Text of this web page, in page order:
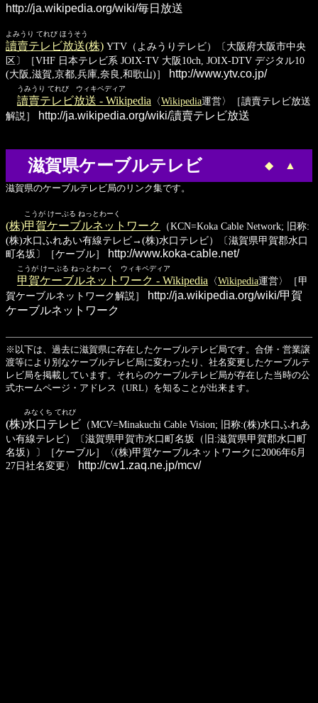
http://ja.wikipedia.org/wiki/毎日放送
よみうり てれび ほうそう
讀賣テレビ放送(株) YTV（よみうりテレビ）〔大阪府大阪市中央
区〕［VHF 日本テレビ系 JOIX-TV 大阪10ch, JOIX-DTV デジタル10
(大阪,滋賀,京都,兵庫,奈良,和歌山)］
http://www.ytv.co.jp/
うみうり てれび ウィキペディア
讀賣テレビ放送 - Wikipedia 〈Wikipedia運営〉［讀賣テレビ放送
解説］
http://ja.wikipedia.org/wiki/讀賣テレビ放送
滋賀県ケーブルテレビ ◆ ▲
滋賀県のケーブルテレビ局のリンク集です。
こうが けーぶる ねっとわーく
(株)甲賀ケーブルネットワーク
（KCN=Koka Cable Network; 旧称:
(株)水口ふれあい有線テレビ→(株)水口テレビ）〔滋賀県甲賀郡水口
町名坂〕［ケーブル］
http://www.koka-cable.net/
こうが けーぶる ねっとわーく ウィキペディア
甲賀ケーブルネットワーク - Wikipedia 〈Wikipedia運営〉［甲
賀ケーブルネットワーク解説］
http://ja.wikipedia.org/wiki/甲賀
ケーブルネットワーク
※以下は、過去に滋賀県に存在したケーブルテレビ局です。合併・営業譲
渡等により別なケーブルテレビ局に変わったり、社名変更したケーブルテ
レビ局を掲載しています。それらのケーブルテレビ局が存在した当時の公
式ホームページ・アドレス（URL）を知ることが出来ます。
みなくち てれび
(株)水口テレビ （MCV=Minakuchi Cable Vision; 旧称:(株)水口ふれあ
い有線テレビ）〔滋賀県甲賀市水口町名坂（旧:滋賀県甲賀郡水口町
名坂）〕［ケーブル］〈(株)甲賀ケーブルネットワークに2006年6月
27日社名変更〉
http://cw1.zaq.ne.jp/mcv/